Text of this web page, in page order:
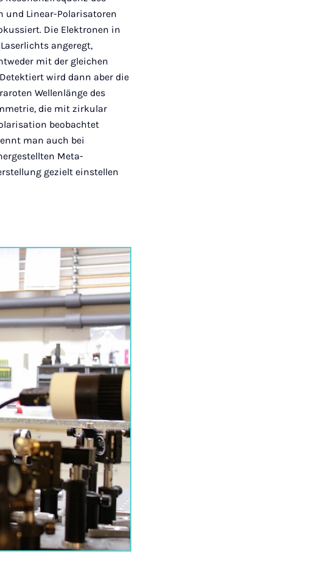
und Linear-Polarisatoren
Die Elektronen in
angeregt,
mit der gleichen
wird dann aber die
Wellenlänge des
die mit zirkular
beobachtet
man auch bei
Meta-
gezielt einstellen